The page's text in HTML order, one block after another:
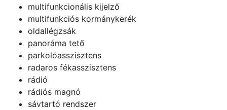
multifunkcionális kijelző
multifunkciós kormánykerék
oldallégzsák
panoráma tető
parkolóasszisztens
radaros fékasszisztens
rádió
rádiós magnó
sávtartó rendszer